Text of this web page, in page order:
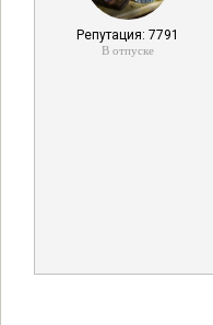
Репутация: 7791
В отпуске